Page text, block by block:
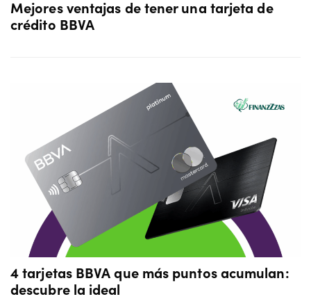
Mejores ventajas de tener una tarjeta de
crédito BBVA
4 tarjetas BBVA que más puntos acumulan:
descubre la ideal